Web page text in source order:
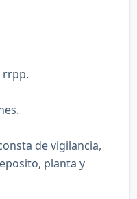
rrpp.
de vigilancia,
planta y